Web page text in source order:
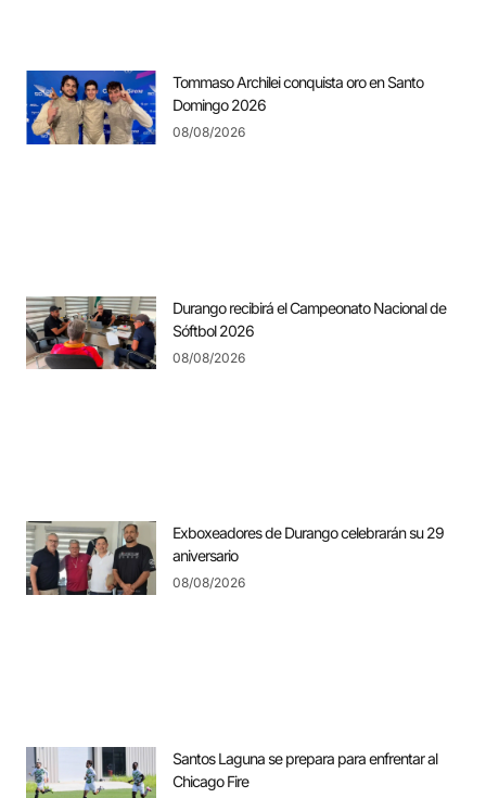
Tommaso Archilei conquista oro en Santo
Domingo 2026
08/08/2026
Durango recibirá el Campeonato Nacional de
Sóftbol 2026
08/08/2026
Exboxeadores de Durango celebrarán su 29
aniversario
08/08/2026
Santos Laguna se prepara para enfrentar al
Chicago Fire